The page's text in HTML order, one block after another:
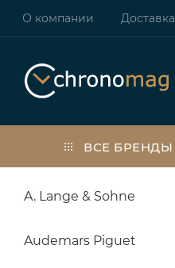
О компании Доставка
ВСЕ БРЕНДЫ
A. Lange & Sohne
Audemars Piguet